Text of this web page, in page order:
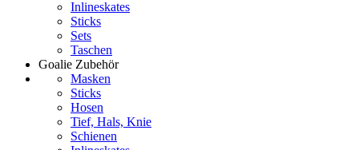
Inlineskates
Sticks
Sets
Taschen
Goalie Zubehör
Masken
Sticks
Hosen
Tief, Hals, Knie
Schienen